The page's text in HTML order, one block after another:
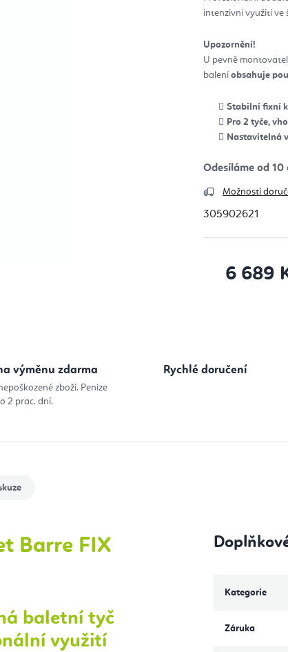
z
5
intenzivní využití ve
Upozornění!
U pevně
baleníobsahuje
Stabilní fixní
Pro 2 tyče,
Nastavitelná
Odesíláme od 10
Možnosti
305902621
6 689
výměnu zdarma
zboží. Peníze
2 prac. dní.
Rychlé doručení
Barre FIX
baletní tyč
využití
Kategorie
Záruka